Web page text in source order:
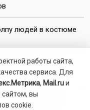
людей в костюме
отключения
о штрафе за
работы сайта,
сервиса. Для
, Mail.ruи
сайтом, вы
cookie.